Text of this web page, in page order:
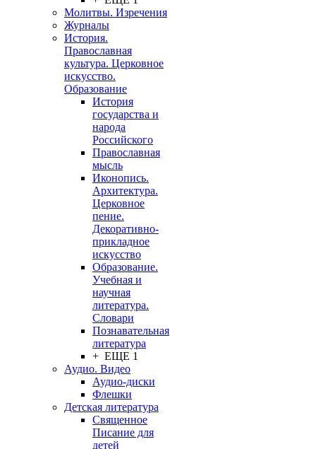
Молитвы. Изречения
Журналы
История.
Православная
культура. Церковное
искусство.
Образование
История
государства и
народа
Российского
Православная
мысль
Иконопись.
Архитектура.
Церковное
пение.
Декоративно-
прикладное
искусство
Образование.
Учебная и
научная
литература.
Словари
Познавательная
литература
+ ЕЩЕ 1
Аудио. Видео
Аудио-диски
Флешки
Детская литература
Священное
Писание для
детей